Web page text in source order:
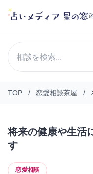
TOP / 恋愛相談茶屋 /
将来の健康や生活
す
恋愛相談